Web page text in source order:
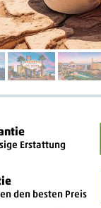
Erstattung
den besten Preis